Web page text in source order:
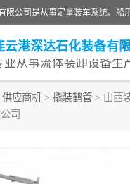
云港深达石化装备有
供应商机 > 撬装鹤管 > 山西
司